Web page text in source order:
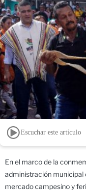
Escuchar este artículo
En el marco de la
administración municipal
mercado campesino y